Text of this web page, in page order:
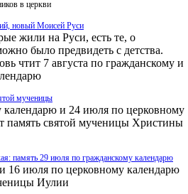
в церкви
новый Моисей Руси
жили на Руси, есть те, о
было предвидеть с детства.
чтит 7 августа по гражданскому и
мученицы
календарю и 24 июля по церковному
память святой мученицы Христины
память 29 июля по гражданскому календарю
16 июля по церковному календарю
Иулии